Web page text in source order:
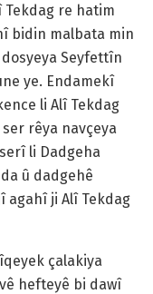
Tekdag re hatim
bidin malbata min
Seyfettîn
ye. Endamekî
li Alî Tekdag
rêya navçeya
li Dadgeha
û dadgehê
agahî ji Alî Tekdag
çalakiya
hefteyê bi dawî